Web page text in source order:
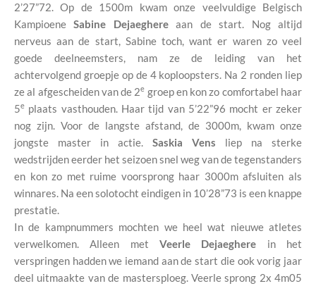
2’27”72. Op de 1500m kwam onze veelvuldige Belgisch
KampioeneSabine Dejaeghereaan de start. Nog altijd
nerveus aan de start, Sabine toch, want er waren zo veel
goede deelneemsters, nam ze de leiding van het
achtervolgend groepje op de 4 koploopsters. Na 2 ronden liep
ze al afgescheiden van de 2e groep en kon zo comfortabel haar
5e plaats vasthouden. Haar tijd van 5’22”96 mocht er zeker
nog zijn. Voor de langste afstand, de 3000m, kwam onze
jongste master in actie. Saskia Vens liep na sterke
wedstrijden eerder het seizoen snel weg van de tegenstanders
en kon zo met ruime voorsprong haar 3000m afsluiten als
winnares. Na een solotocht eindigen in 10’28”73 is een knappe
prestatie.
In de kampnummers mochten we heel wat nieuwe atletes
verwelkomen. Alleen met Veerle Dejaeghere in het
verspringen hadden we iemand aan de start die ook vorig jaar
deel uitmaakte van de mastersploeg. Veerle sprong 2x 4m05